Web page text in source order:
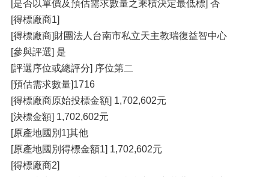
[是否以單價及預估需求數量之乘積決定最低標] 否
[得標廠商1]
[得標廠商]財團法人台南市私立天主教瑞復益智中心
[參與評選] 是
[評選序位或總評分] 序位第二
[預估需求數量]1716
[得標廠商原始投標金額] 1,702,602元
[決標金額] 1,702,602元
[原產地國別1]其他
[原產地國別得標金額1] 1,702,602元
[得標廠商2]